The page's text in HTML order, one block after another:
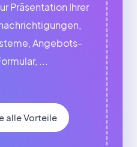
Präsentation Ihrer
Angebots-
...
alle Vorteile